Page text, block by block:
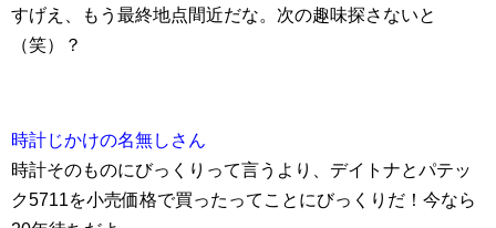
すげえ、もう最終地点間近だな。次の趣味探さないと
（笑）？
時計じかけの名無しさん
時計そのものにびっくりって言うより、デイトナとパテッ
ク5711を小売価格で買ったってことにびっくりだ！今なら